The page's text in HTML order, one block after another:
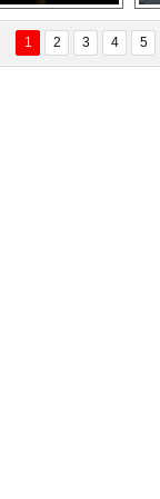
ÖZYANIK
Değişti?
Delta uçağına
yıldırım çarptı
1 2 3 4 5